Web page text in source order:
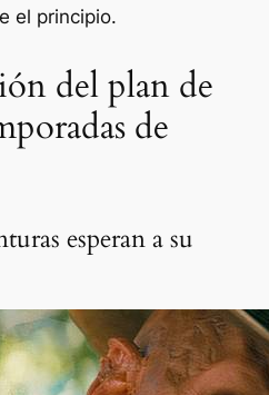
el principio.
del plan de
de
esperan a su